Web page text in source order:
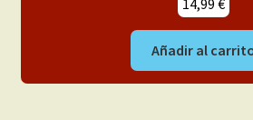
14,99 €
Añadir al